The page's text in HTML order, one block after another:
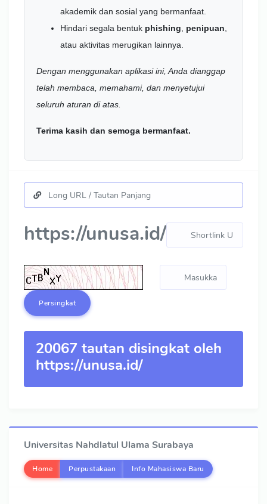
akademik dan sosial yang bermanfaat.
Hindari segala bentuk phishing penipuan
atau aktivitas merugikan lainnya.
Dengan menggunakan aplikasi ini, Anda dianggap
telah membaca, memahami, dan menyetujui
seluruh aturan di atas.
Terima kasih dan semoga bermanfaat.
https://unusa.id/
Persingkat
20067 tautan disingkat oleh
https://unusa.id/
Universitas Nahdlatul Ulama Surabaya
Home Perpustakaan Info Mahasiswa Baru